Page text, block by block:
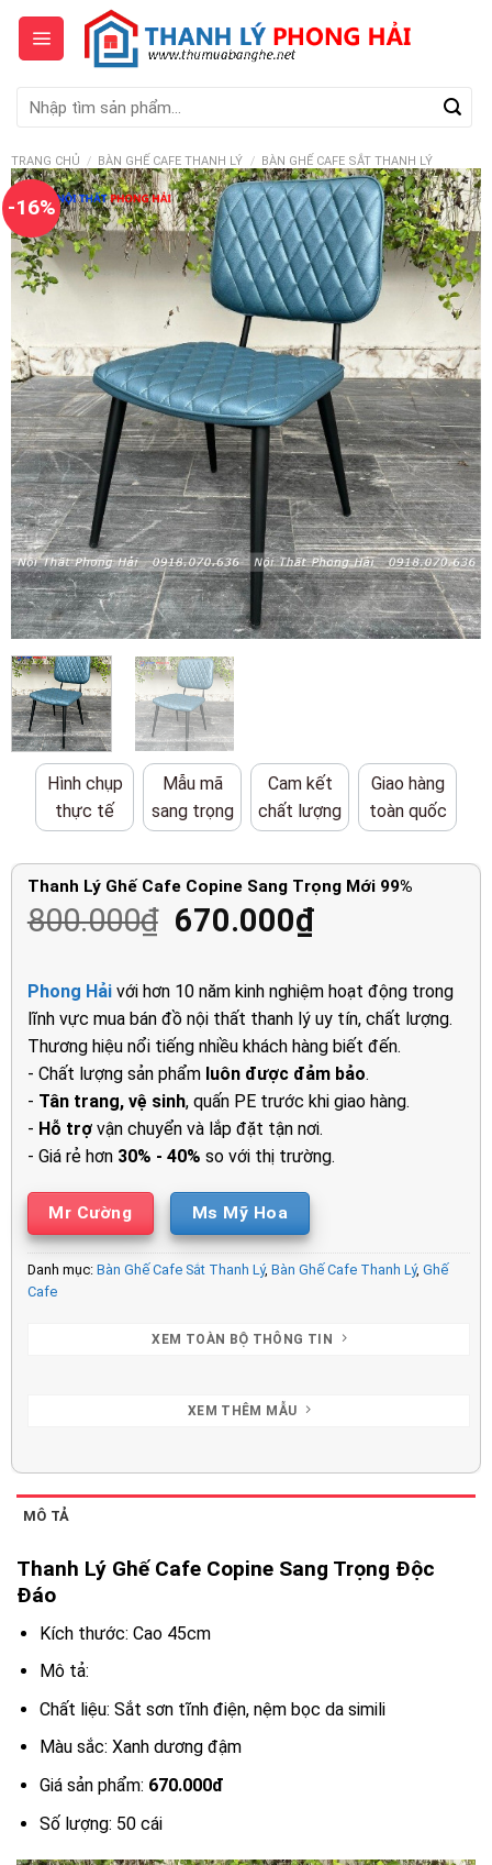
Skip
content
kiếm:
TRANG CHỦ / BÀN GHẾ CAFE THANH LÝ / BÀN GHẾ CAFE SẮT THANH LÝ
-16%
Hình chụp
thực tế
Mẫu mã
sang trọng
Cam kết
chất lượng
Giao hàng
toàn quốc
Thanh Lý Ghế Cafe Copine Sang Trọng Mới 99%
800.000₫ Giá
là:
800.000₫.
670.000₫Giá
tại
là:
670.000₫.
Phong Hảivới hơn 10 năm kinh nghiệm hoạt động trong
lĩnh vực mua bán đồ nội thất thanh lý uy tín, chất lượng.
Thương hiệu nổi tiếng nhiều khách hàng biết đến.
- Chất lượng sản phẩm luôn được đảm bảo.
- Tân trang, vệ sinh, quấn PE trước khi giao hàng.
- Hỗ trợvận chuyển và lắp đặt tận nơi.
- Giá rẻ hơn 30% - 40% so với thị trường.
Mr Cường Ms Mỹ Hoa
Danh mục: Bàn Ghế Cafe Sắt Thanh Lý, Bàn Ghế Cafe Thanh Lý, Ghế
Cafe
XEM TOÀN BỘ THÔNG TIN
XEM THÊM MẪU
MÔ TẢ
Thanh Lý Ghế Cafe Copine Sang Trọng Độc
Đáo
Kích thước: Cao 45cm
Mô tả:
Chất liệu: Sắt sơn tĩnh điện, nệm bọc da simili
Màu sắc: Xanh dương đậm
Giá sản phẩm: 670.000đ
Số lượng: 50 cái